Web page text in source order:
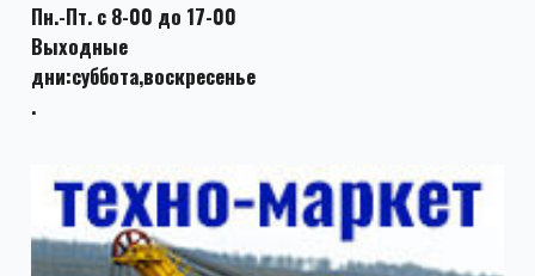
Пн.-Пт. с 8-00 до 17-00
Выходные
дни:суббота,воскресенье
.